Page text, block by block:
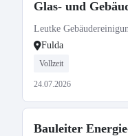
Glas- und
Leutke
Fulda
Vollzeit
24.07.2026
Bauleiter